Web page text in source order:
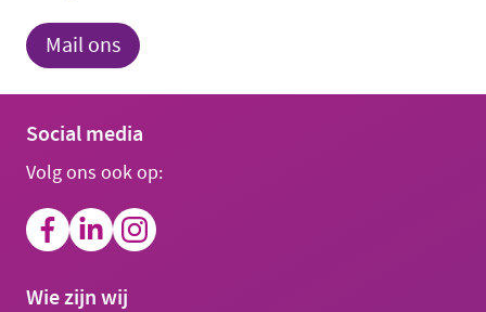
Mail ons
Social media
Volg ons ook op:
Wie zijn wij